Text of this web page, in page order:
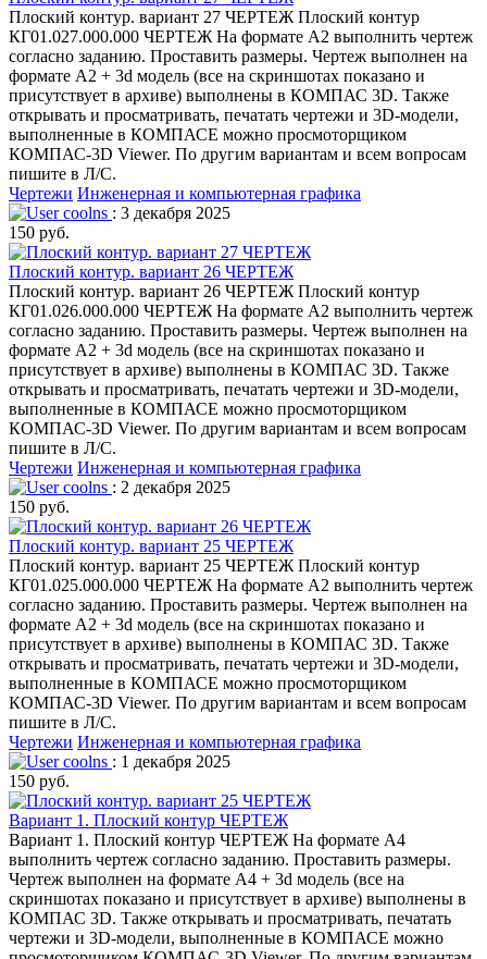
Плоский контур. вариант 27 ЧЕРТЕЖ Плоский контур
КГ01.027.000.000 ЧЕРТЕЖ На формате А2 выполнить чертеж
согласно заданию. Проставить размеры. Чертеж выполнен на
формате А2 + 3d модель (все на скриншотах показано и
присутствует в архиве) выполнены в КОМПАС 3D. Также
открывать и просматривать, печатать чертежи и 3D-модели,
выполненные в КОМПАСЕ можно просмоторщиком
КОМПАС-3D Viewer. По другим вариантам и всем вопросам
пишите в Л/С.
Чертежи Инженерная и компьютерная графика
coolns : 3 декабря 2025
150 руб.
Плоский контур. вариант 26 ЧЕРТЕЖ
Плоский контур. вариант 26 ЧЕРТЕЖ Плоский контур
КГ01.026.000.000 ЧЕРТЕЖ На формате А2 выполнить чертеж
согласно заданию. Проставить размеры. Чертеж выполнен на
формате А2 + 3d модель (все на скриншотах показано и
присутствует в архиве) выполнены в КОМПАС 3D. Также
открывать и просматривать, печатать чертежи и 3D-модели,
выполненные в КОМПАСЕ можно просмоторщиком
КОМПАС-3D Viewer. По другим вариантам и всем вопросам
пишите в Л/С.
Чертежи Инженерная и компьютерная графика
coolns : 2 декабря 2025
150 руб.
Плоский контур. вариант 25 ЧЕРТЕЖ
Плоский контур. вариант 25 ЧЕРТЕЖ Плоский контур
КГ01.025.000.000 ЧЕРТЕЖ На формате А2 выполнить чертеж
согласно заданию. Проставить размеры. Чертеж выполнен на
формате А2 + 3d модель (все на скриншотах показано и
присутствует в архиве) выполнены в КОМПАС 3D. Также
открывать и просматривать, печатать чертежи и 3D-модели,
выполненные в КОМПАСЕ можно просмоторщиком
КОМПАС-3D Viewer. По другим вариантам и всем вопросам
пишите в Л/С.
Чертежи Инженерная и компьютерная графика
coolns : 1 декабря 2025
150 руб.
Вариант 1. Плоский контур ЧЕРТЕЖ
Вариант 1. Плоский контур ЧЕРТЕЖ На формате А4
выполнить чертеж согласно заданию. Проставить размеры.
Чертеж выполнен на формате А4 + 3d модель (все на
скриншотах показано и присутствует в архиве) выполнены в
КОМПАС 3D. Также открывать и просматривать, печатать
чертежи и 3D-модели, выполненные в КОМПАСЕ можно